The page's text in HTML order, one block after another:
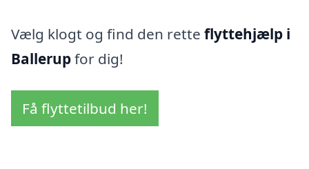
Vælg klogt og find den rette flyttehjælp i
Ballerupfor dig!
Få flyttetilbud her!